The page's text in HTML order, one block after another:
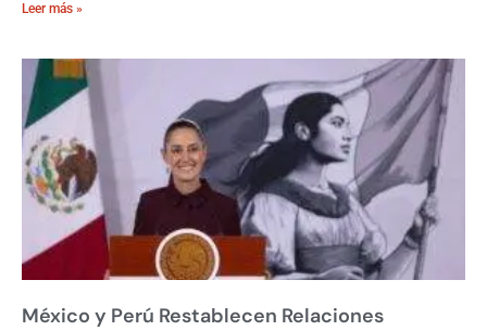
Leer más »
México y Perú Restablecen Relaciones